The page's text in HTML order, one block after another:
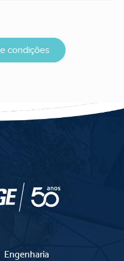
condições
Engenharia